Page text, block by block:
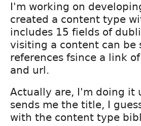
I'm working on
created a content type
includes 15 fields of
visiting a content can be
references fsince a link
and url.
Actually are, I'm doing it
sends me the title, I
with the content type